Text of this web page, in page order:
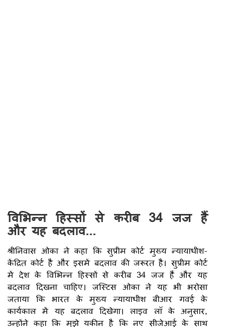
विभिन्न हिस्सों से करीब 34 जज हैं
और यह बदलाव...
श्रीनिवास ओका ने कहा कि सुप्रीम कोर्ट मुख्य न्यायाधीश-
केंद्रित कोर्ट है और इसमें बदलाव की जरूरत है। सुप्रीम कोर्ट
में देश के विभिन्न हिस्सों से करीब 34 जज हैं और यह
बदलाव दिखना चाहिए। जस्टिस ओका ने यह भी भरोसा
जताया कि भारत के मुख्य न्यायाधीश बीआर गवई के
कार्यकाल में यह बदलाव दिखेगा। लाइव लॉ के अनुसार,
उन्होंने कहा कि मुझे यकीन है कि नए सीजेआई के साथ